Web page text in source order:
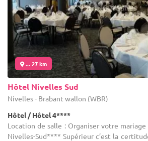
... 27 km
Hôtel Nivelles Sud
Nivelles - Brabant wallon (WBR)
Hôtel / Hôtel 4****
Location de salle : Organiser votre mariage
Nivelles-Sud**** Supérieur c’est la